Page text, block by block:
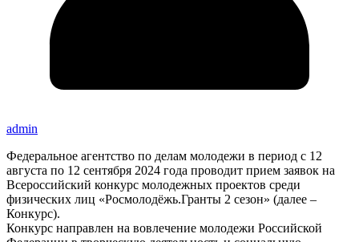
admin
Федеральное агентство по делам молодежи в период с 12
августа по 12 сентября 2024 года проводит прием заявок на
Всероссийский конкурс молодежных проектов среди
физических лиц «Росмолодёжь.Гранты 2 сезон» (далее –
Конкурс).
Конкурс направлен на вовлечение молодежи Российской